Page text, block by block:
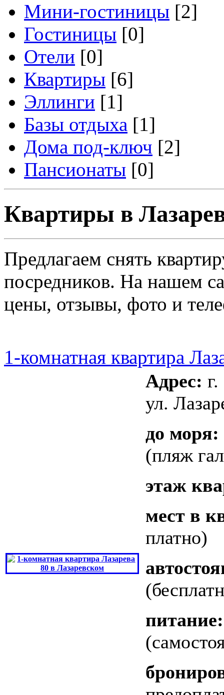
Мини-гостиницы [2]
Гостиницы [0]
Отели [0]
Квартиры [6]
Эллинги [1]
Базы отдыха [1]
Дома под-ключ [2]
Пансионаты [0]
Квартиры в
Предлагаем снять
посредников. На нашем
цены, отзывы, фото и
1-комнатная квартира
Адрес:
ул.
до моря:
(пляж
этаж
мест в
платно)
питание: